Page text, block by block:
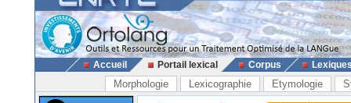
Accueil Portail lexical Corpus
Morphologie Lexicographie Etymologie